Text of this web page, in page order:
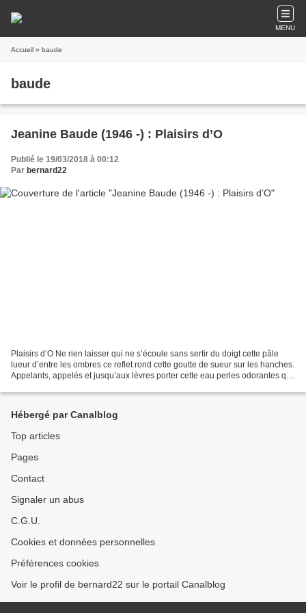
MENU
Accueil » baude
baude
Jeanine Baude (1946 -) : Plaisirs d’O
Publié le 19/03/2018 à 00:12
Par bernard22
Plaisirs d’O Ne rien laisser qui ne s’écoule sans sertir du doigt cette pâle
lueur d’entre les ombres ce reflet rond cette goutte de sueur sur les hanches.
Appelants, appelés et jusqu’aux lèvres porter cette eau perles odorantes qui
Hébergé par Canalblog
Top articles
Pages
Contact
Signaler un abus
C.G.U.
Cookies et données personnelles
Préférences cookies
Voir le profil de bernard22 sur le portail Canalblog